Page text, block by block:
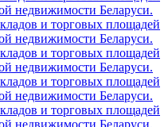
недвижимости Беларуси.
и торговых площадей
недвижимости Беларуси.
и торговых площадей
недвижимости Беларуси.
и торговых площадей
недвижимости Беларуси.
и торговых площадей
недвижимости Беларуси.